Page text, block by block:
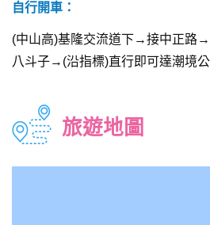
自行開車：
(中山高)基隆交流道下→接中正路
八斗子→(沿指標)直行即可達潮境公
旅遊地圖